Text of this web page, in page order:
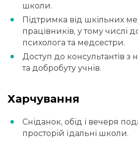
школи.
Підтримка від шкільних
працівників, у тому числі
психолога та медсестри.
Доступ до консультантів з
та добробуту учнів.
Харчування
Сніданок, обід і вечеря
просторій їдальні школи.